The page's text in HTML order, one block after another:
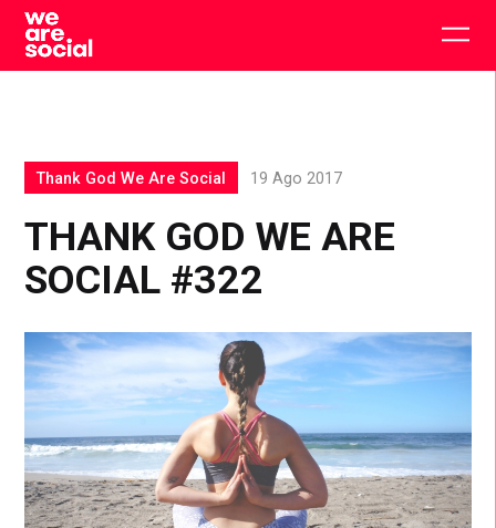
Skip
content
THANK GOD WE ARE
SOCIAL #322
Thank God We Are Social 19 Ago 2017